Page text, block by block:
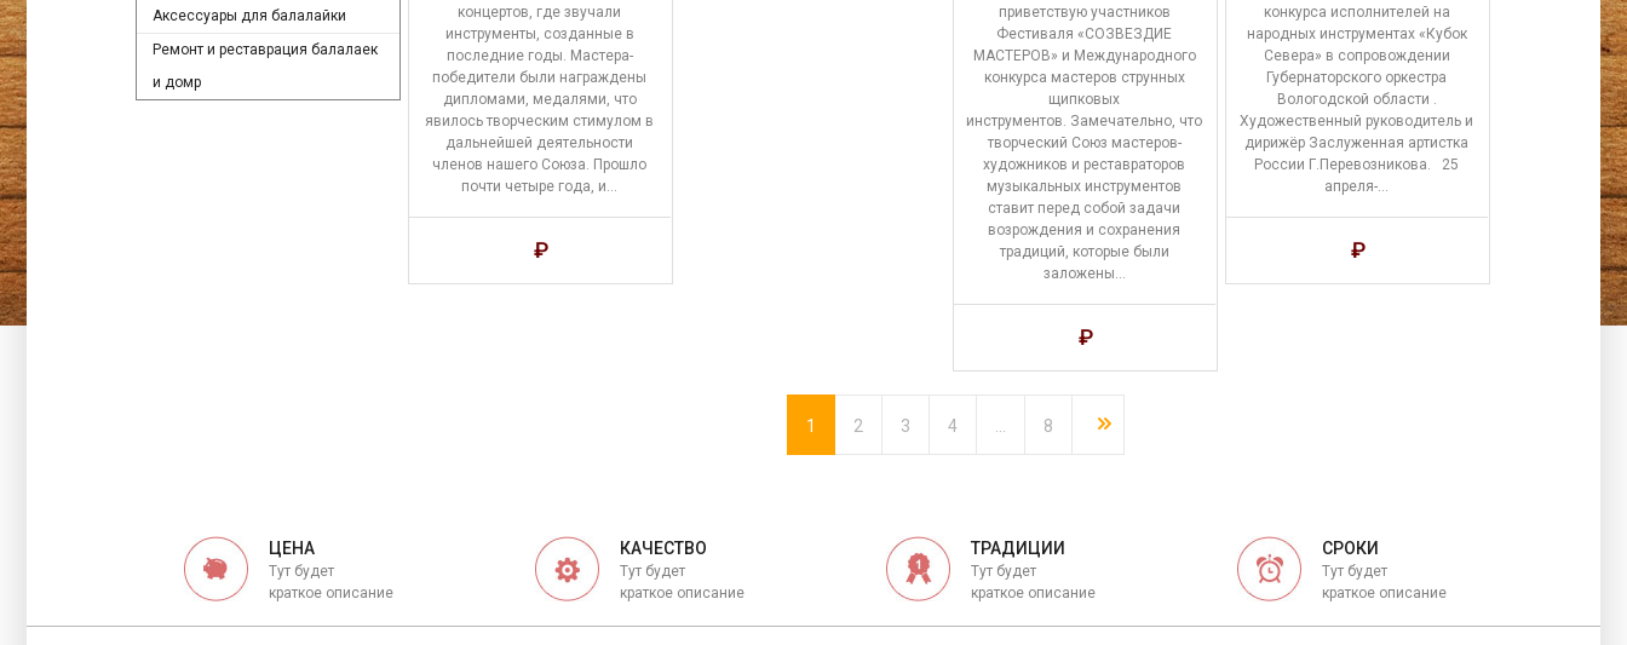
Аксессуары для балалайки
Ремонт и реставрация балалаек
и домр
концертов, где звучали
инструменты, созданные в
последние годы. Мастера-
победители были награждены
дипломами, медалями, что
явилось творческим стимулом в
дальнейшей деятельности
членов нашего Союза. Прошло
почти четыре года, и…
₽
приветствую участников
Фестиваля «СОЗВЕЗДИЕ
МАСТЕРОВ» и Международного
конкурса мастеров струнных
щипковых
инструментов. Замечательно, что
творческий Союз мастеров-
художников и реставраторов
музыкальных инструментов
ставит перед собой задачи
возрождения и сохранения
традиций, которые были
заложены…
₽
конкурса исполнителей на
народных инструментах «Кубок
Севера» в сопровождении
Губернаторского оркестра
Вологодской области .
Художественный руководитель и
дирижёр Заслуженная артистка
России Г.Перевозникова. 25
апреля-…
₽
1 2 3 4 8
ЦЕНА
Тут будет
краткое описание
КАЧЕСТВО
Тут будет
краткое описание
ТРАДИЦИИ
Тут будет
краткое описание
СРОКИ
Тут будет
краткое описание